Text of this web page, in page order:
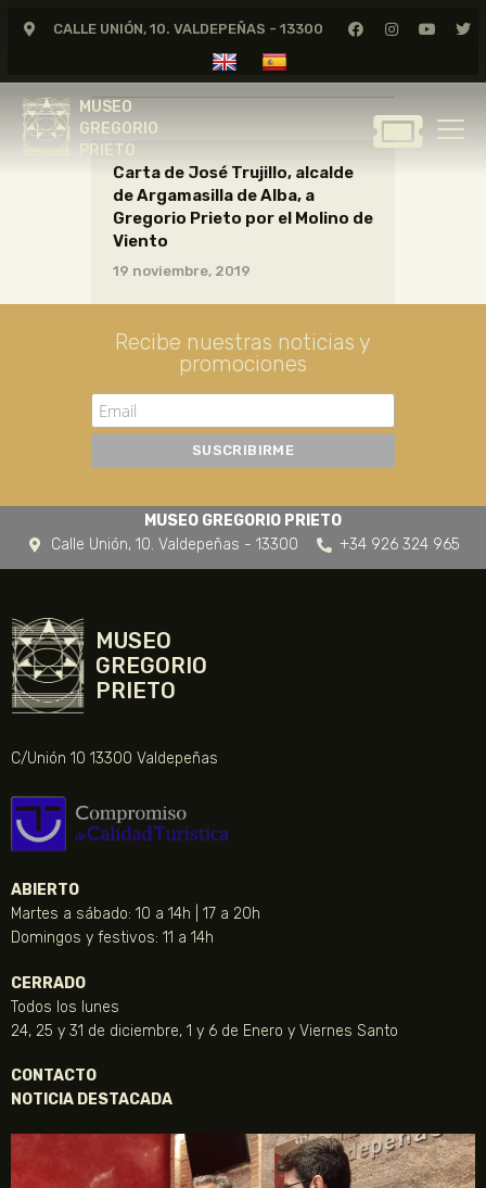
CALLE UNIÓN, 10. VALDEPEÑAS - 13300
MUSEO
GREGORIO
PRIETO
MUSEO
GREGORIO
GREGORIO PRIETO
MUSEO
ARCHIVO
CERTAMEN DE DIBUJO
TIENDA
Carta de José Trujillo, alcalde
de Argamasilla de Alba, a
Gregorio Prieto por el Molino de
Viento
19 noviembre, 2019
Recibe nuestras noticias y
promociones
MUSEO GREGORIO PRIETO
Calle Unión, 10. Valdepeñas - 13300
+34 926 324 965
MUSEO
GREGORIO
PRIETO
C/Unión 10 13300 Valdepeñas
ABIERTO
Martes a sábado: 10 a 14h | 17 a 20h
Domingos y festivos: 11 a 14h
CERRADO
Todos los lunes
24, 25 y 31 de diciembre, 1 y 6 de Enero y Viernes Santo
CONTACTO
NOTICIA DESTACADA